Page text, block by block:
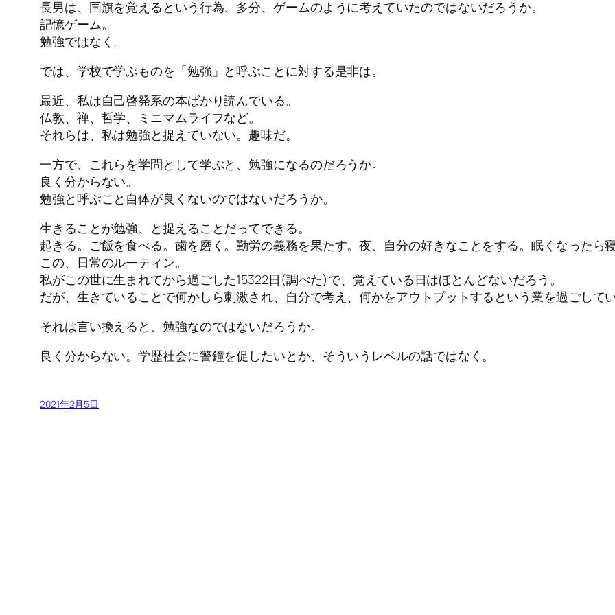
長男は、国旗を覚えるという行為、多分、ゲームのように考えていたのではないだろうか。
記憶ゲーム。
勉強ではなく。
では、学校で学ぶものを「勉強」と呼ぶことに対する是非は。
最近、私は自己啓発系の本ばかり読んでいる。
仏教、禅、哲学、ミニマムライフなど。
それらは、私は勉強と捉えていない。趣味だ。
一方で、これらを学問として学ぶと、勉強になるのだろうか。
良く分からない。
勉強と呼ぶこと自体が良くないのではないだろうか。
生きることが勉強、と捉えることだってできる。
起きる。ご飯を食べる。歯を磨く。勤労の義務を果たす。夜、自分の好きなことをする。眠くなったら寝
この、日常のルーティン。
私がこの世に生まれてから過ごした15322日(調べた)で、覚えている日はほとんどないだろう。
だが、生きていることで何かしら刺激され、自分で考え、何かをアウトプットするという業を過ごしてい
それは言い換えると、勉強なのではないだろうか。
良く分からない。学歴社会に警鐘を促したいとか、そういうレベルの話ではなく。
2021年2月5日